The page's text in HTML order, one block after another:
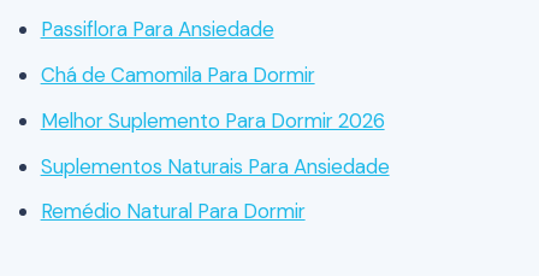
Passiflora Para Ansiedade
Chá de Camomila Para Dormir
Melhor Suplemento Para Dormir 2026
Suplementos Naturais Para Ansiedade
Remédio Natural Para Dormir